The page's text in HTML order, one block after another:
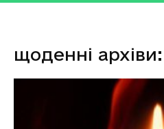
щоденні